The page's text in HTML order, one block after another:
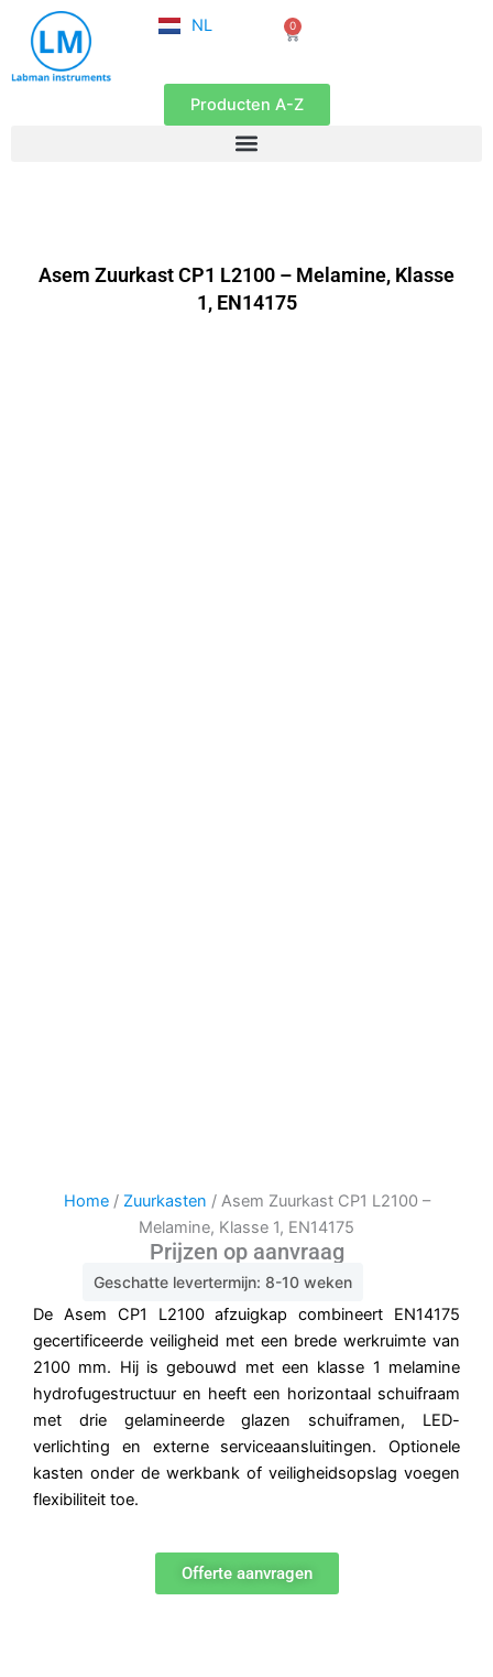
naar
NL
EN
0
Winkelwagen
Producten A-Z
Asem Zuurkast CP1 L2100 – Melamine, Klasse
1, EN14175
Home/ Zuurkasten / Asem Zuurkast CP1 L2100 –
Melamine, Klasse 1, EN14175
Prijzen op aanvraag
Geschatte levertermijn: 8-10 weken
De Asem CP1 L2100 afzuigkap combineert EN14175
gecertificeerde veiligheid met een brede werkruimte van
2100 mm. Hij is gebouwd met een klasse 1 melamine
hydrofugestructuur en heeft een horizontaal schuifraam
met drie gelamineerde glazen schuiframen, LED-
verlichting en externe serviceaansluitingen. Optionele
kasten onder de werkbank of veiligheidsopslag voegen
flexibiliteit toe.
Offerte aanvragen